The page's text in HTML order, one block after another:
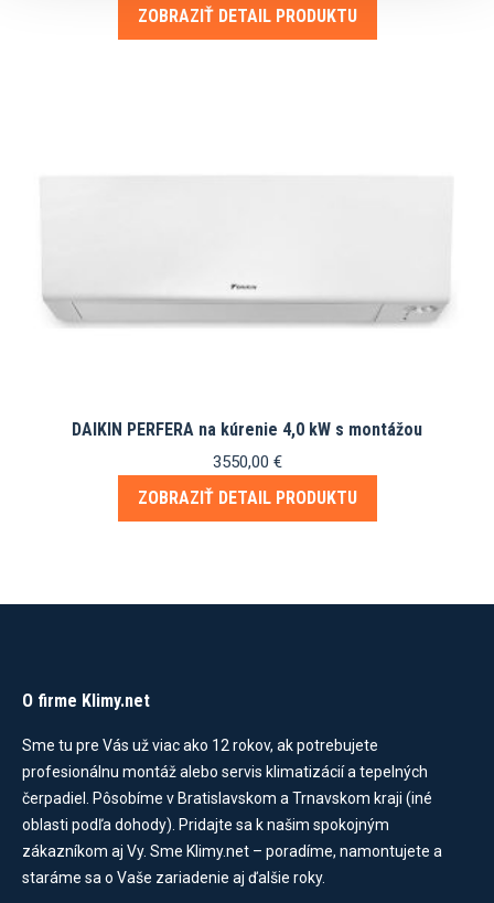
ZOBRAZIŤ DETAIL PRODUKTU
DAIKIN PERFERA na kúrenie 4,0 kW s montážou
3550,00 €
ZOBRAZIŤ DETAIL PRODUKTU
O firme Klimy.net
Sme tu pre Vás už viac ako 12 rokov, ak potrebujete
profesionálnu montáž alebo servis klimatizácií a tepelných
čerpadiel. Pôsobíme v Bratislavskom a Trnavskom kraji (iné
oblasti podľa dohody). Pridajte sa k našim spokojným
zákazníkom aj Vy. Sme Klimy.net – poradíme, namontujete a
staráme sa o Vaše zariadenie aj ďalšie roky.